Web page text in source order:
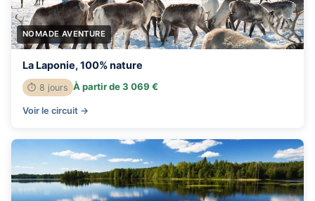
NOMADE AVENTURE
La Laponie, 100% nature
⏱ 8 jours À partir de 3 069 €
Voir le circuit →